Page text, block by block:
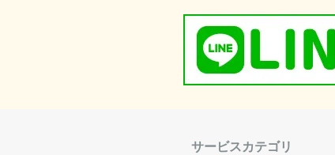
サービスカテゴリ